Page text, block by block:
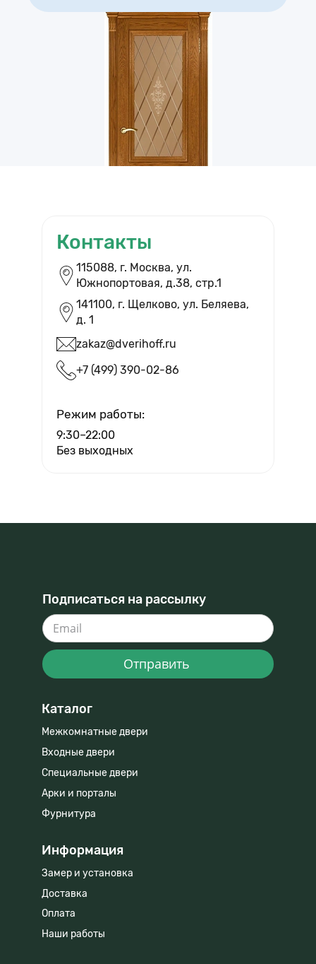
ВЫЗВАТЬ ЗАМЕРЩИКА
Бесплатный выезд и помощь в
выборе дверей
Контакты
115088, г. Москва, ул.
Южнопортовая, д.38, cтр.1
141100, г. Щелково, ул. Беляева,
д. 1
zakaz@dverihoff.ru
+7 (499) 390-02-86
Режим работы:
9:30–22:00
Без выходных
Подписаться на рассылку
Отправить
Каталог
Межкомнатные двери
Входные двери
Специальные двери
Арки и порталы
Фурнитура
Информация
Замер и установка
Доставка
Оплата
Наши работы